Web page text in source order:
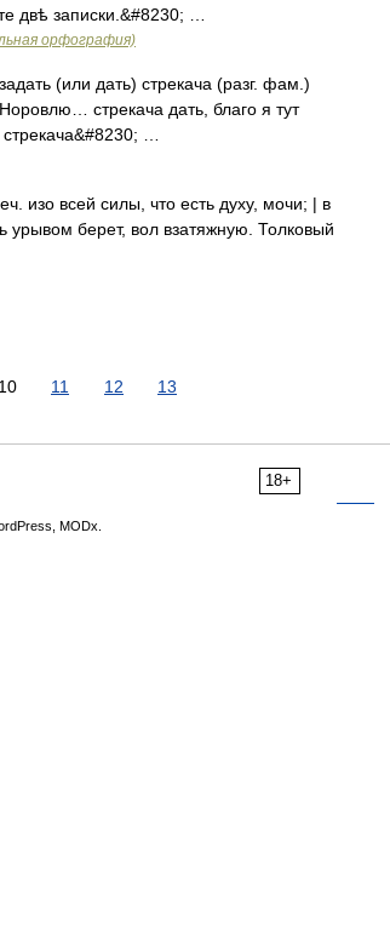
двѣ записки.&#8230; …
орфография)
(или дать) стрекача (разг. фам.)
стрекача дать, благо я тут
…
изо всей силы, что есть духу, мочи; | в
урывом берет, вол взатяжную. Толковый
10 11 12 13
18+
MODx.